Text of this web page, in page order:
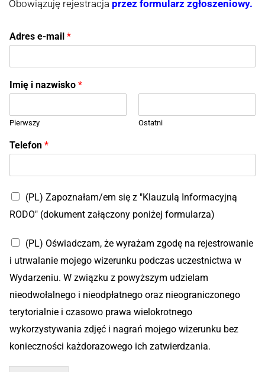
Obowiązuję rejestracja przez formularz zgłoszeniowy.
Adres e-mail *
Imię i nazwisko *
Pierwszy Ostatni
*
A
r
s
Telefon *
(PL) Zapoznałam/em się z "Klauzulą Informacyjną
RODO" (dokument załączony poniżej formularza)
(PL) Oświadczam, że wyrażam zgodę na rejestrowanie
i utrwalanie mojego wizerunku podczas uczestnictwa w
Wydarzeniu. W związku z powyższym udzielam
nieodwołalnego i nieodpłatnego oraz nieograniczonego
terytorialnie i czasowo prawa wielokrotnego
wykorzystywania zdjęć i nagrań mojego wizerunku bez
konieczności każdorazowego ich zatwierdzania.